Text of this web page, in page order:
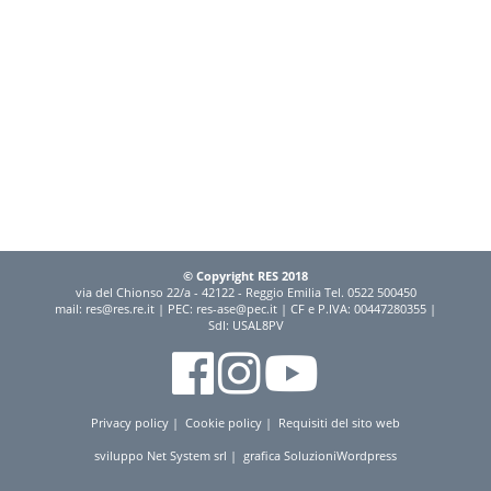
© Copyright RES 2018
via del Chionso 22/a - 42122 - Reggio Emilia Tel. 0522 500450
mail: res@res.re.it | PEC: res-ase@pec.it | CF e P.IVA: 00447280355 |
SdI: USAL8PV
Privacy policy | Cookie policy | Requisiti del sito web
sviluppo Net System srl | grafica SoluzioniWordpress